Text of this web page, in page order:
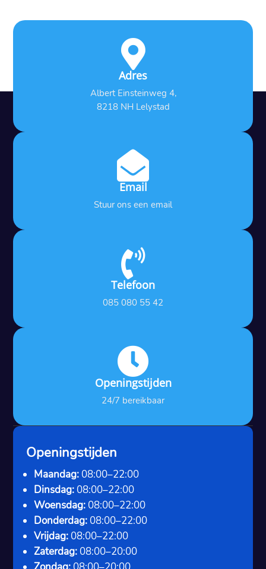

Adres
Albert Einsteinweg 4,
8218 NH Lelystad

Email
Stuur ons een email

Telefoon
085 080 55 42

Openingstijden
24/7 bereikbaar
Openingstijden
Maandag: 08:00–22:00
Dinsdag: 08:00–22:00
Woensdag: 08:00–22:00
Donderdag: 08:00–22:00
Vrijdag: 08:00–22:00
Zaterdag: 08:00–20:00